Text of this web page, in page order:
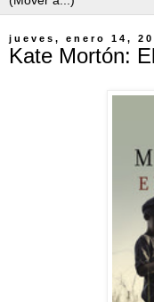
jueves, enero 14,
Kate Mortón: